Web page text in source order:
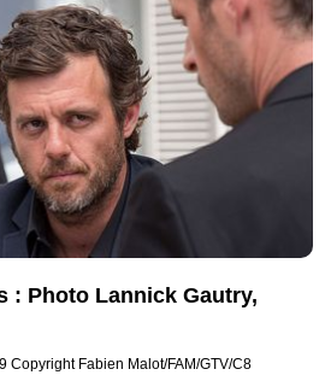
: Photo Lannick Gautry,
Copyright Fabien Malot/FAM/GTV/C8